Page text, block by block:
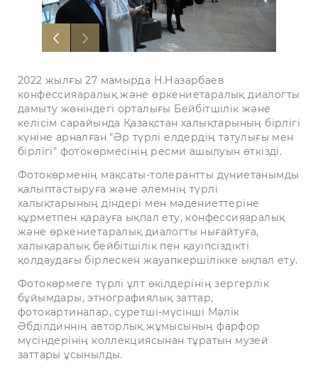
2022 жылғы 27 мамырда Н.Назарбаев
конфессияаралық және өркениетаралық диалогты
дамыту жөніндегі орталығы Бейбітшілік және
келісім сарайында Қазақстан халықтарының бірлігі
күніне арналған "Әр түрлі елдердің татулығы мен
бірлігі" фотокөрмесінің ресми ашылуын өткізді.
Фотокөрменің мақсаты-толерантты дүниетанымды
қалыптастыруға және әлемнің түрлі
халықтарының діндері мен мәдениеттеріне
құрметпен қарауға ықпал ету, конфессияаралық
және өркениетаралық диалогты нығайтуға,
халықаралық бейбітшілік пен қауіпсіздікті
қолдаудағы бірлескен жауапкершілікке ықпал ету.
Фотокөрмеге түрлі ұлт өкілдерінің зергерлік
бұйымдары, этнографиялық заттар,
фотокартиналар, суретші-мүсінші Мәлік
Әбділдиннің авторлық жұмысының фарфор
мүсіндерінің коллекциясынан тұратын музей
заттары ұсынылды.